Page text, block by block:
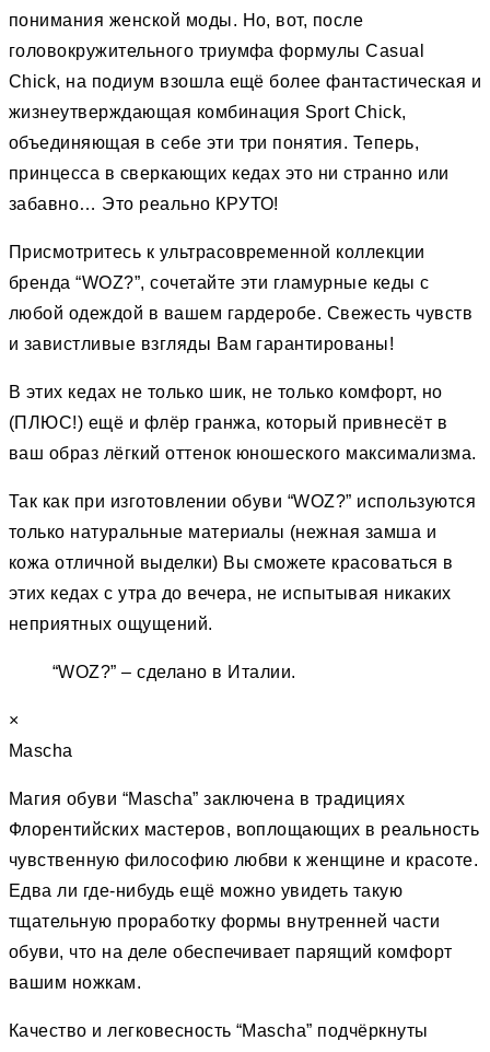
понимания женской моды. Но, вот, после
головокружительного триумфа формулы Casual
Chick, на подиум взошла ещё более фантастическая и
жизнеутверждающая комбинация Sport Chick,
объединяющая в себе эти три понятия. Теперь,
принцесса в сверкающих кедах это ни странно или
забавно… Это реально КРУТО!
Присмотритесь к ультрасовременной коллекции
бренда “WOZ?”, сочетайте эти гламурные кеды с
любой одеждой в вашем гардеробе. Свежесть чувств
и завистливые взгляды Вам гарантированы!
В этих кедах не только шик, не только комфорт, но
(ПЛЮС!) ещё и флёр гранжа, который привнесёт в
ваш образ лёгкий оттенок юношеского максимализма.
Так как при изготовлении обуви “WOZ?” используются
только натуральные материалы (нежная замша и
кожа отличной выделки) Вы сможете красоваться в
этих кедах с утра до вечера, не испытывая никаких
неприятных ощущений.
“WOZ?” – сделано в Италии.
×
Mascha
Магия обуви “Mascha” заключена в традициях
Флорентийских мастеров, воплощающих в реальность
чувственную философию любви к женщине и красоте.
Едва ли где-нибудь ещё можно увидеть такую
тщательную проработку формы внутренней части
обуви, что на деле обеспечивает парящий комфорт
вашим ножкам.
Качество и легковесность “Mascha” подчёркнуты